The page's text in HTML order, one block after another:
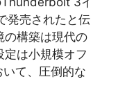
発売されたと伝
の構築は現代の
定は小規模オフ
て、圧倒的な